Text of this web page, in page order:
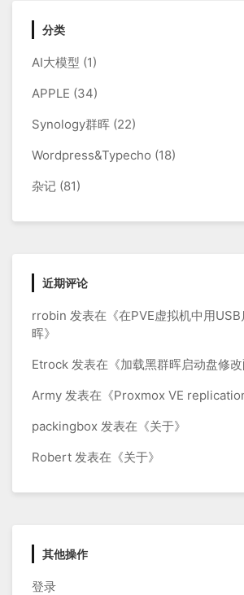
分类
AI大模型 (1)
APPLE (34)
Synology群晖 (22)
Wordpress&Typecho (18)
杂记 (81)
近期评论
rrobin 发表在《在PVE虚拟机中用
晖》
Etrock 发表在《加载黑群晖启动盘修
Army 发表在《Proxmox VE
packingbox 发表在《关于》
Robert 发表在《关于》
其他操作
登录